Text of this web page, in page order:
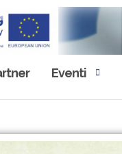
Eventi